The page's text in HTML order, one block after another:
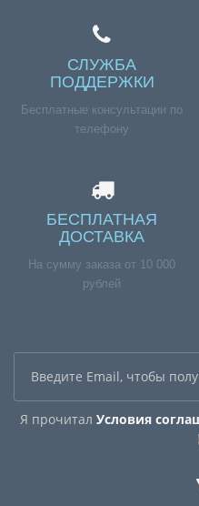
СЛУЖБА
ПОДДЕРЖКИ
Бесплатные консультации по
телефону
БЕСПЛАТНАЯ
ДОСТАВКА
На сумму заказа от 10 000
рублей
Я прочитал Условия